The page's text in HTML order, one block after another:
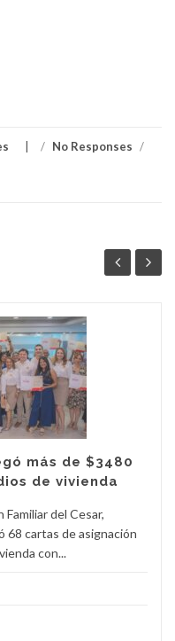
/ No Responses /
más de $3480
de vivienda
Familiar del Cesar,
68 cartas de asignación
con...